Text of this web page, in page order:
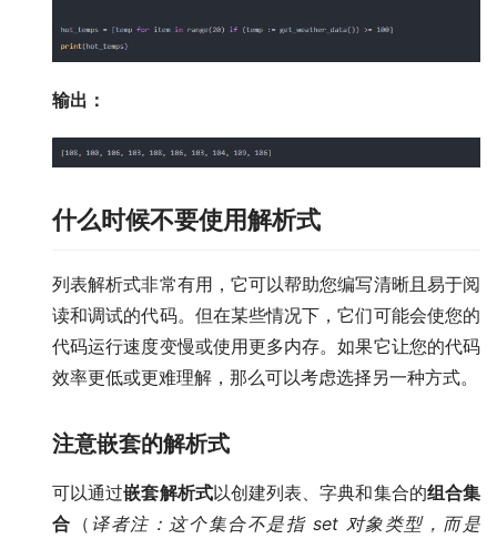
输出：
什么时候不要使用解析式
列表解析式非常有用，它可以帮助您编写清晰且易于阅
读和调试的代码。但在某些情况下，它们可能会使您的
代码运行速度变慢或使用更多内存。如果它让您的代码
效率更低或更难理解，那么可以考虑选择另一种方式。
注意嵌套的解析式
可以通过嵌套解析式以创建列表、字典和集合的组合集
合 （ 译者注：这个集合不是指 set 对象类型，而是